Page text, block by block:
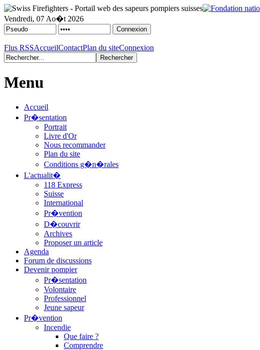
Vendredi, 07 Ao�t 2026
Flus RSSAccueilContactPlan du siteConnexion
Menu
Accueil
Pr�sentation
Portrait
Livre d'Or
Nous recommander
Plan du site
Conditions g�n�rales
L'actualit�
118 Express
Suisse
International
Pr�vention
D�couvrir
Archives
Proposer un article
Agenda
Forum de discussions
Devenir pompier
Pr�sentation
Volontaire
Professionnel
Jeune sapeur
Pr�vention
Incendie
Que faire ?
Comprendre